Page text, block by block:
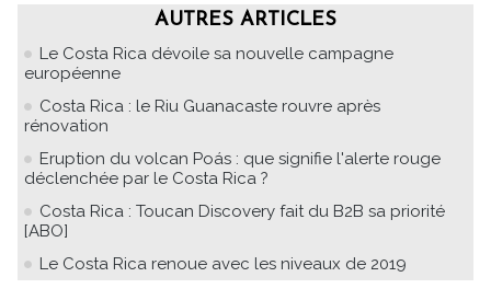
AUTRES ARTICLES
Le Costa Rica dévoile sa nouvelle campagne
européenne
Costa Rica : le Riu Guanacaste rouvre après
rénovation
Eruption du volcan Poás : que signifie l'alerte rouge
déclenchée par le Costa Rica ?
Costa Rica : Toucan Discovery fait du B2B sa priorité
[ABO]
Le Costa Rica renoue avec les niveaux de 2019